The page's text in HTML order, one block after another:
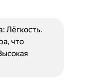
Лёгкость.
что